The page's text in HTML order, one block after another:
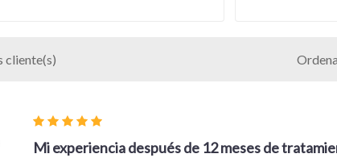
cliente(s)
Mi experiencia después de 12 meses de